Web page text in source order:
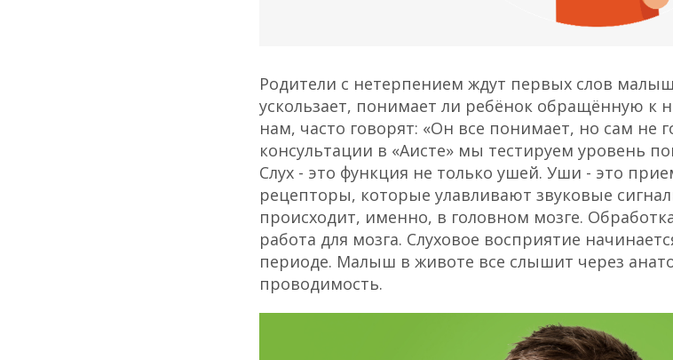
Родители с нетерпением ждут первых слов
ускользает, понимает ли ребёнок обращённую к
нам, часто говорят: «Он все понимает, но сам не
консультации в «Аисте» мы тестируем уровень
Слух - это функция не только ушей. Уши - это
рецепторы, которые улавливают звуковые
происходит, именно, в головном мозге.
работа для мозга. Слуховое восприятие
периоде. Малыш в животе все слышит через
проводимость.